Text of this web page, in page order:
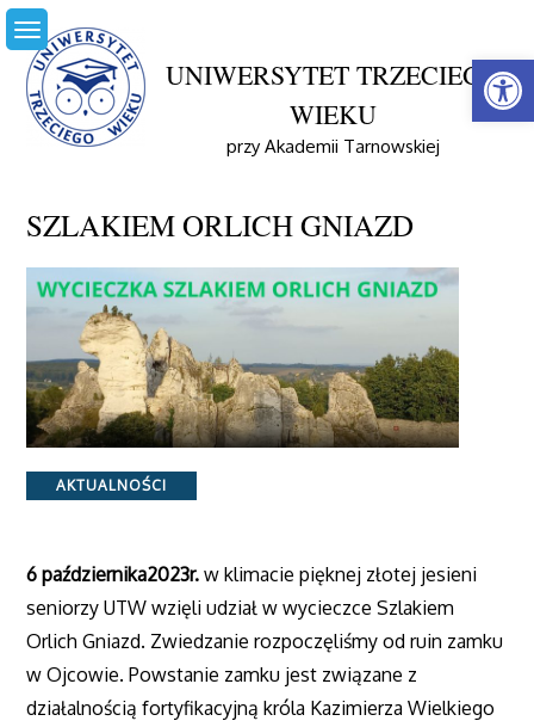
Skip
to
content
UNIWERSYTET TRZECIEGO
WIEKU
przy Akademii Tarnowskiej
SZLAKIEM ORLICH GNIAZD
SZLAKIEM ORLICH GNIAZD
Categories
AKTUALNOŚCI
6 października2023r. w klimacie pięknej złotej jesieni
seniorzy UTW wzięli udział w wycieczce Szlakiem
Orlich Gniazd. Zwiedzanie rozpoczęliśmy od ruin zamku
w Ojcowie. Powstanie zamku jest związane z
działalnością fortyfikacyjną króla Kazimierza Wielkiego